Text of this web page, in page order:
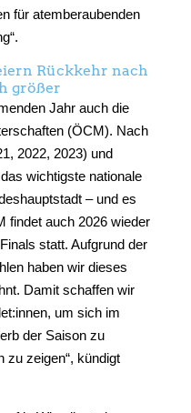
für atemberaubenden
Rückkehr nach
größer
Jahr auch die
(ÖCM). Nach
2022, 2023) und
wichtigste nationale
– und es
findet auch 2026 wieder
statt. Aufgrund der
haben wir dieses
Damit schaffen wir
um sich im
der Saison zu
zu zeigen“, kündigt